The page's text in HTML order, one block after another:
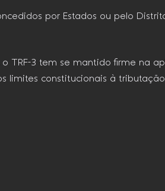
por Estados ou pelo
TRF-3 tem se mantido firme na
limites constitucionais à